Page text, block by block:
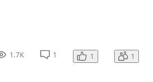
1.7K 1 1 1